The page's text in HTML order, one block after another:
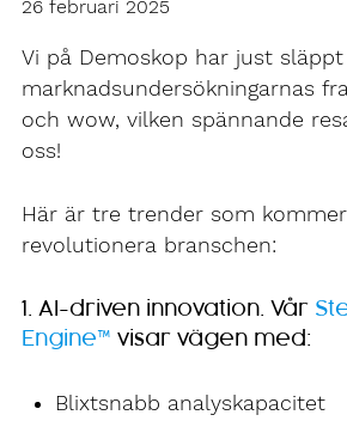
26 februari 2025
Vi på Demoskop har just
marknadsundersökningarnas
och wow, vilken spännande
oss!
Här är tre trender som
revolutionera branschen:
1. AI-driven innovation. Vår
Engine™ visar vägen med:
Blixtsnabb analyskapacitet